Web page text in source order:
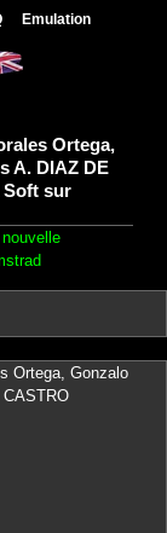
Emulation
Ortega,
A. DIAZ DE
Soft sur
nouvelle
Ortega, Gonzalo